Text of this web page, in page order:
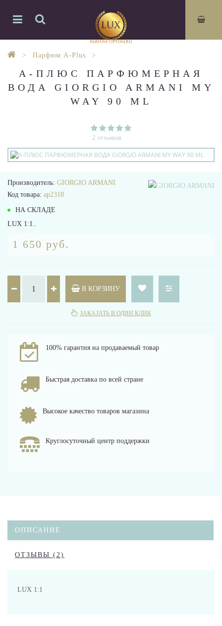
Парфюм A-Plus
А-ПЛЮС ПАРФЮМЕРНАЯ
ВОДА GIORGIO ARMANI MY
WAY 90 ML
2 отзывов
Производитель: GIORGIO ARMANI
Код товара: ap2318
НА СКЛАДЕ
LUX 1:1..
1 650 руб.
В КОРЗИНУ
ЗАКАЗАТЬ В ОДИН КЛИК
100% гарантия на продаваемый товар
Быстрая доставка по всей стране
Высокое качество товаров магазина
Круглосуточный центр поддержки
ОПИСАНИЕ
ОТЗЫВЫ (2)
LUX 1:1